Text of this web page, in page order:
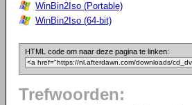
WinBin2Iso (Portable)
WinBin2Iso (64-bit)
HTML code om naar deze pagina te linken:
Trefwoorden: